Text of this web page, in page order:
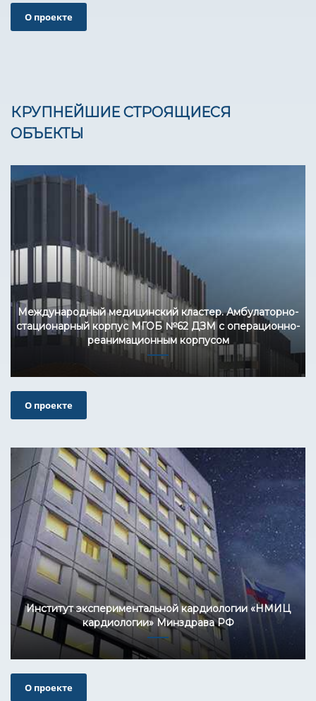
О проекте
КРУПНЕЙШИЕ СТРОЯЩИЕСЯ
ОБЪЕКТЫ
Международный медицинский кластер. Амбулаторно-
стационарный корпус МГОБ №62 ДЗМ c операционно-
реанимационным корпусом
О проекте
Институт экспериментальной кардиологии «НМИЦ
кардиологии» Минздрава РФ
О проекте